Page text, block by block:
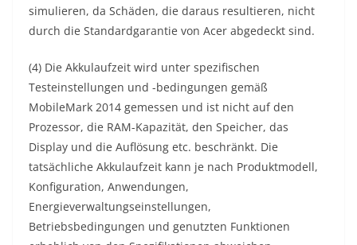
simulieren, da Schäden, die daraus resultieren, nicht
durch die Standardgarantie von Acer abgedeckt sind.
(4) Die Akkulaufzeit wird unter spezifischen
Testeinstellungen und -bedingungen gemäß
MobileMark 2014 gemessen und ist nicht auf den
Prozessor, die RAM-Kapazität, den Speicher, das
Display und die Auflösung etc. beschränkt. Die
tatsächliche Akkulaufzeit kann je nach Produktmodell,
Konfiguration, Anwendungen,
Energieverwaltungseinstellungen,
Betriebsbedingungen und genutzten Funktionen